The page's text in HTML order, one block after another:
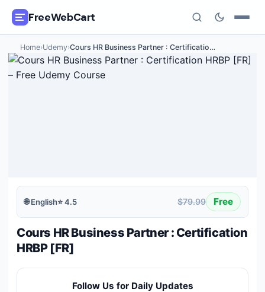
FreeWebCart
🎓All Free Courses
ℹ️ About Us
Home›Udemy›Cours HR Business Partner : Certificatio…
🌐English⭐4.5 $79.99 Free
Cours HR Business Partner : Certification
HRBP [FR]
Follow Us for Daily Updates